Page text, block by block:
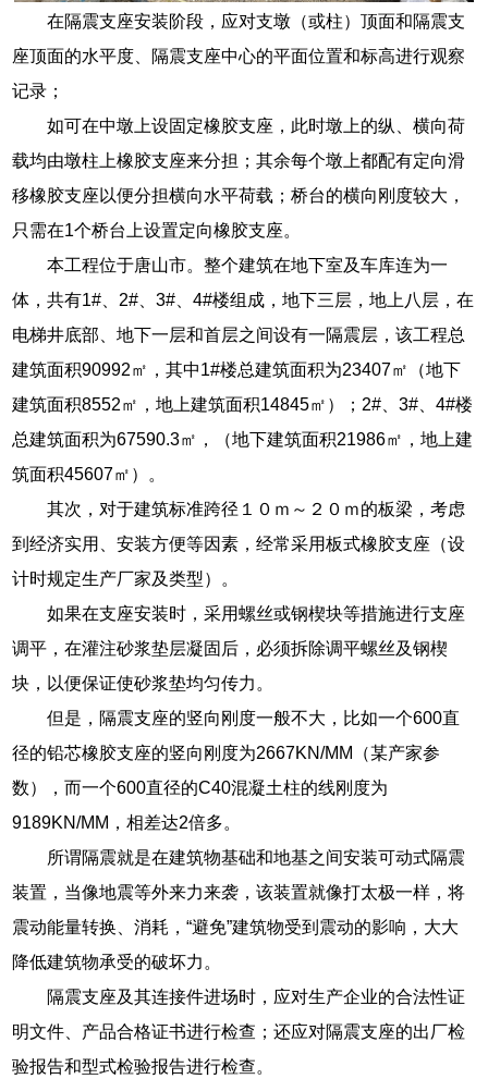
在隔震支座安装阶段，应对支墩（或柱）顶面和隔震支
座顶面的水平度、隔震支座中心的平面位置和标高进行观察
记录；
如可在中墩上设固定橡胶支座，此时墩上的纵、横向荷
载均由墩柱上橡胶支座来分担；其余每个墩上都配有定向滑
移橡胶支座以便分担横向水平荷载；桥台的横向刚度较大，
只需在1个桥台上设置定向橡胶支座。
本工程位于唐山市。整个建筑在地下室及车库连为一
体，共有1#、2#、3#、4#楼组成，地下三层，地上八层，在
电梯井底部、地下一层和首层之间设有一隔震层，该工程总
建筑面积90992㎡，其中1#楼总建筑面积为23407㎡（地下
建筑面积8552㎡，地上建筑面积14845㎡）；2#、3#、4#楼
总建筑面积为67590.3㎡，（地下建筑面积21986㎡，地上建
筑面积45607㎡）。
其次，对于建筑标准跨径１０ｍ～２０ｍ的板梁，考虑
到经济实用、安装方便等因素，经常采用板式橡胶支座（设
计时规定生产厂家及类型）。
如果在支座安装时，采用螺丝或钢楔块等措施进行支座
调平，在灌注砂浆垫层凝固后，必须拆除调平螺丝及钢楔
块，以便保证使砂浆垫均匀传力。
但是，隔震支座的竖向刚度一般不大，比如一个600直
径的铅芯橡胶支座的竖向刚度为2667KN/MM（某产家参
数），而一个600直径的C40混凝土柱的线刚度为
9189KN/MM，相差达2倍多。
所谓隔震就是在建筑物基础和地基之间安装可动式隔震
装置，当像地震等外来力来袭，该装置就像打太极一样，将
震动能量转换、消耗，“避免”建筑物受到震动的影响，大大
降低建筑物承受的破坏力。
隔震支座及其连接件进场时，应对生产企业的合法性证
明文件、产品合格证书进行检查；还应对隔震支座的出厂检
验报告和型式检验报告进行检查。